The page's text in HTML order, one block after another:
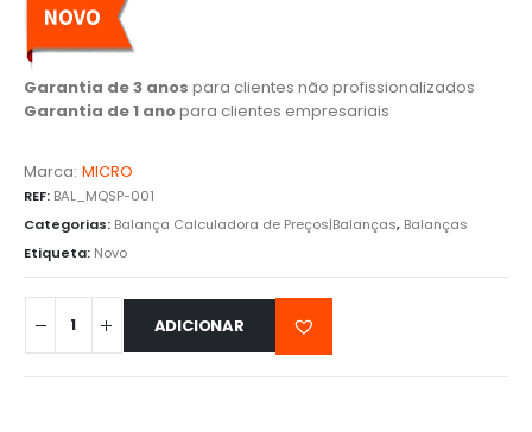
Garantia de 3 anos para clientes não profissionalizados
Garantia de 1 anopara clientes empresariais
Marca: MICRO
REF: BAL_MQSP-001
Categorias: Balança Calculadora de Preços|Balanças, Balanças
Etiqueta: Novo
ADICIONAR